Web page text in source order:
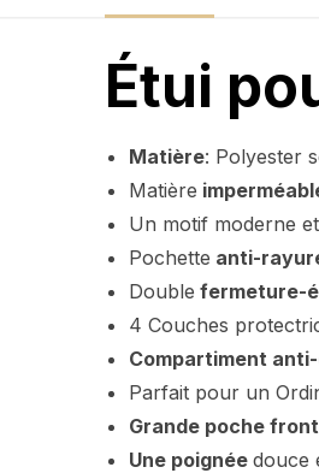
Étui
Matière: Polyester
Matière
Un motif moderne
Pochette anti-
Double fermeture-
4 Couches
Compartiment
Parfait pour un
Grande poche
Une poignée douce